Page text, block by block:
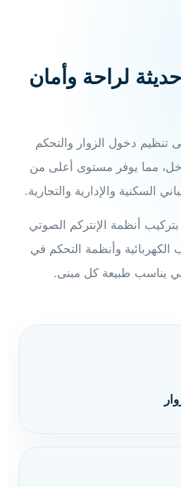
لراحة وأمان
تنظيم دخول الزوار والتحكم
مما يوفر مستوى أعلى من
السكنية والإدارية والتجارية.
أنظمة الإنتركم الصوتي
الكهربائية وأنظمة التحكم في
يناسب طبيعة كل مبنى.